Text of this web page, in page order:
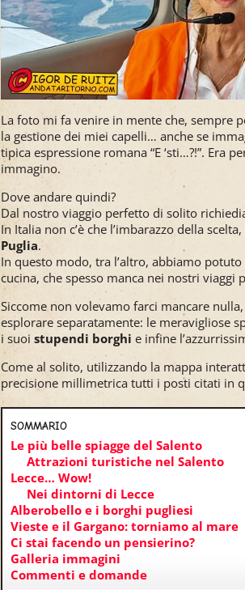
La foto mi fa venire in mente che, sempre
la gestione dei miei capelli… anche se
tipica espressione romana “E ‘sti…?!”. Era
immagino.
Dove andare quindi?
Dal nostro viaggio perfetto di solito
In Italia non c’è che l’imbarazzo della
Puglia.
In questo modo, tra l’altro, abbiamo
cucina, che spesso manca nei nostri viaggi
Siccome non volevamo farci mancare
esplorare separatamente: le meravigliose
i suoi stupendi borghi e infine
Come al solito, utilizzando la mappa
precisione millimetrica tutti i posti citati in
SOMMARIO
Le più belle spiagge del Salento
Attrazioni turistiche nel Salento
Lecce… Wow!
Nei dintorni di Lecce
Alberobello e i borghi pugliesi
Vieste e il Gargano: torniamo al mare
Ci stai facendo un pensierino?
Galleria immagini
Commenti e domande